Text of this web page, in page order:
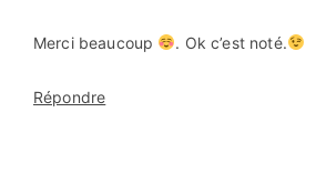
Merci beaucoup . Ok c’est noté.
Répondre